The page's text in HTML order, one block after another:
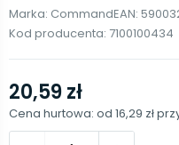
Marka: CommandEAN:
Kod producenta: 7100100434
20,59 zł
Cena hurtowa: od 16,29 zł